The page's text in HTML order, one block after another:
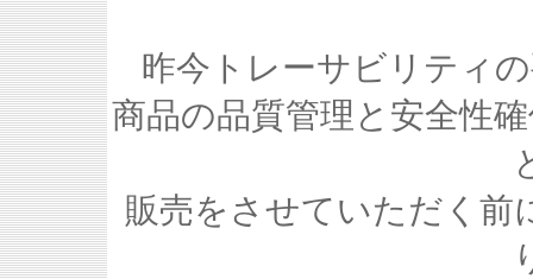
昨今トレーサビリティ
商品の品質管理と安全性
販売をさせていただく前